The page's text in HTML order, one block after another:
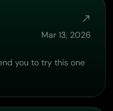
Mar 13, 2026
you to try this one